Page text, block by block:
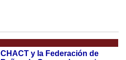
CHACT y la Federación de